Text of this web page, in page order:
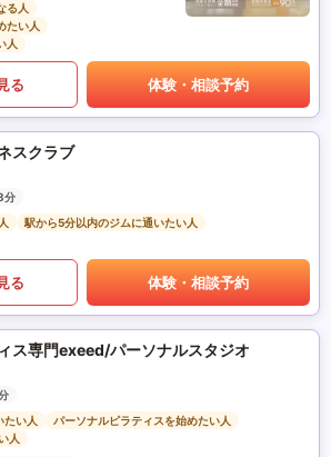
る人
たい人
人
る 体験・相談予約
スクラブ
分
駅から5分以内のジムに通いたい人
る 体験・相談予約
ス専門exeed/パーソナルスタジオ
たい人
パーソナルピラティスを始めたい人
人